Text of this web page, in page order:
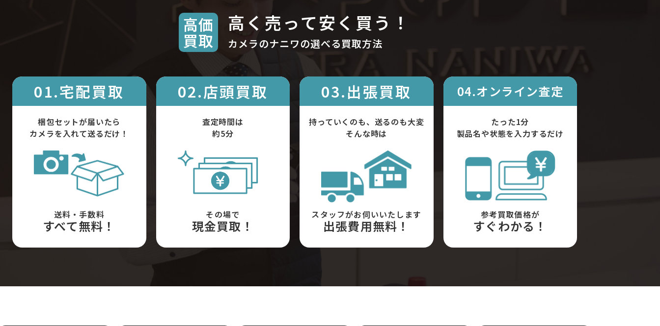
高価
買取
高く売って安く買う！
カメラのナニワの選べる買取方法
01.宅配買取
梱包セットが届いたら
カメラを入れて送るだけ！
送料・手数料
すべて無料！
02.店頭買取
査定時間は
約5分
その場で
現金買取！
03.出張買取
持っていくのも、送るのも大変
そんな時は
スタッフがお伺いいたします
出張費用無料！
04.オンライン査定
たった1分
製品名や状態を入力するだけ
参考買取価格が
すぐわかる！